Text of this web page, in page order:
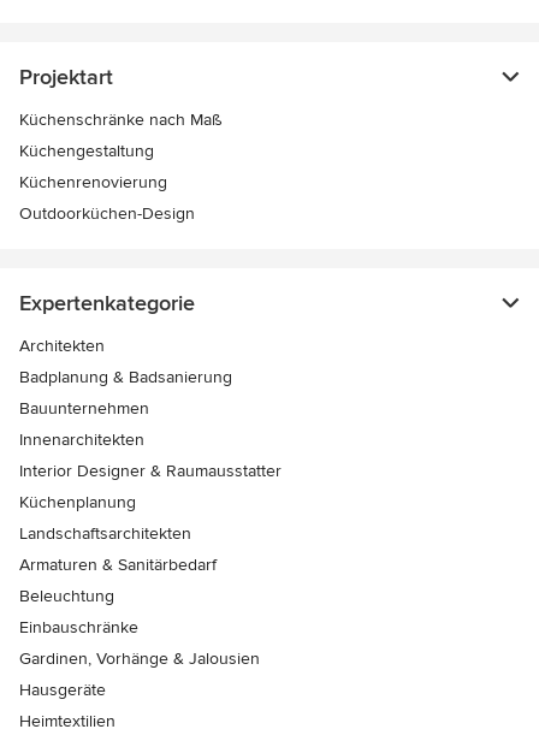
Projektart
Küchenschränke nach Maß
Küchengestaltung
Küchenrenovierung
Outdoorküchen-Design
Expertenkategorie
Architekten
Badplanung & Badsanierung
Bauunternehmen
Innenarchitekten
Interior Designer & Raumausstatter
Küchenplanung
Landschaftsarchitekten
Armaturen & Sanitärbedarf
Beleuchtung
Einbauschränke
Gardinen, Vorhänge & Jalousien
Hausgeräte
Heimtextilien